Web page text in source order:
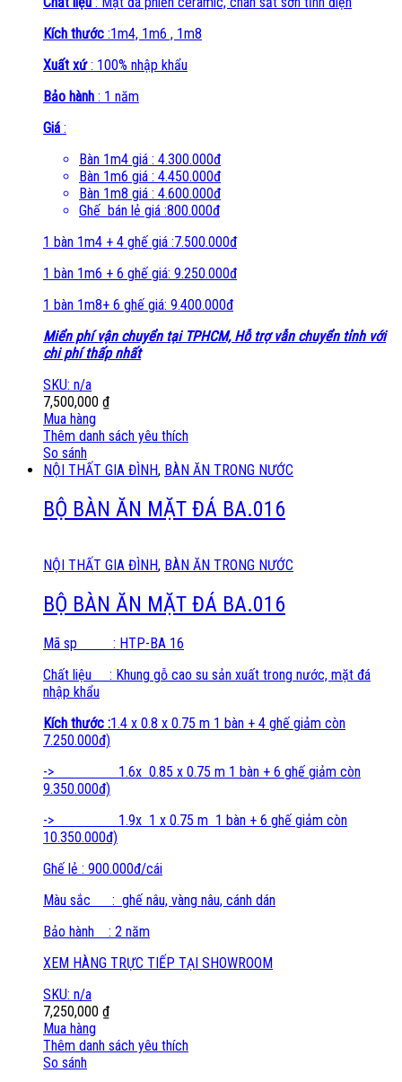
Kích thước :1m4, 1m6 , 1m8
Xuất xứ: 100% nhập khẩu
Bảo hành : 1 năm
Giá :
Bàn 1m4 giá : 4.300.000đ
Bàn 1m6 giá : 4.450.000đ
Bàn 1m8 giá : 4.600.000đ
Ghế bán lẻ giá :800.000đ
1 bàn 1m4 + 4 ghế giá :7.500.000đ
1 bàn 1m6 + 6 ghế giá: 9.250.000đ
1 bàn 1m8+ 6 ghế giá: 9.400.000đ
Miển phí vận chuyển tại TPHCM, Hỗ trợ vẫn chuyển tỉnh với
chi phí thấp nhất
SKU: n/a
7,500,000 ₫
Mua hàng
Thêm danh sách yêu thích
So sánh
NỘI THẤT GIA ĐÌNH, BÀN ĂN TRONG NƯỚC
BỘ BÀN ĂN MẶT ĐÁ BA.016
NỘI THẤT GIA ĐÌNH, BÀN ĂN TRONG NƯỚC
BỘ BÀN ĂN MẶT ĐÁ BA.016
Mã sp : HTP-BA 16
Chất liệu : Khung gỗ cao su sản xuất trong nước, mặt đá
nhập khẩu
Kích thước :1.4 x 0.8 x 0.75 m 1 bàn + 4 ghế giảm còn
7.250.000đ)
-> 1.6x 0.85 x 0.75 m 1 bàn + 6 ghế giảm còn
9.350.000đ)
-> 1.9x 1 x 0.75 m 1 bàn + 6 ghế giảm còn
10.350.000đ)
Ghế lẻ : 900.000đ/cái
Màu sắc : ghế nâu, vàng nâu, cánh dán
Bảo hành : 2 năm
XEM HÀNG TRỰC TIẾP TẠI SHOWROOM
SKU: n/a
7,250,000 ₫
Mua hàng
Thêm danh sách yêu thích
So sánh